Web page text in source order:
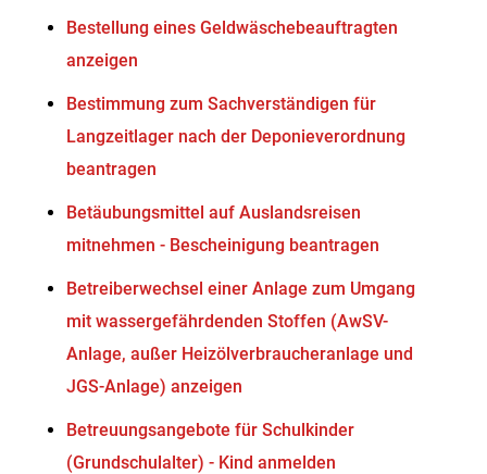
Bestellung eines Geldwäschebeauftragten
anzeigen
Bestimmung zum Sachverständigen für
Langzeitlager nach der Deponieverordnung
beantragen
Betäubungsmittel auf Auslandsreisen
mitnehmen - Bescheinigung beantragen
Betreiberwechsel einer Anlage zum Umgang
mit wassergefährdenden Stoffen (AwSV-
Anlage, außer Heizölverbraucheranlage und
JGS-Anlage) anzeigen
Betreuungsangebote für Schulkinder
(Grundschulalter) - Kind anmelden